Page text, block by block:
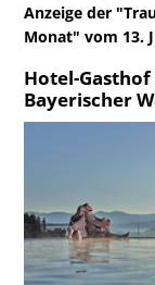
Anzeige der
Monat" vom 13.
Hotel-
Bayerischer